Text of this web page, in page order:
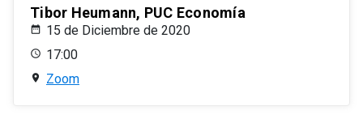
Tibor Heumann, PUC Economía
15 de Diciembre de 2020
17:00
Zoom